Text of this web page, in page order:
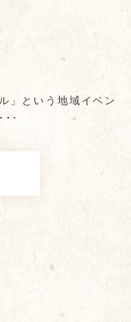
」という地域イベン
･･